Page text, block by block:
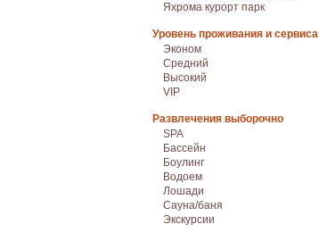
Яхрома курорт парк
Уровень проживания и сервиса
Эконом
Средний
Высокий
VIP
Развлечения выборочно
SPA
Бассейн
Боулинг
Водоем
Лошади
Сауна/баня
Экскурсии